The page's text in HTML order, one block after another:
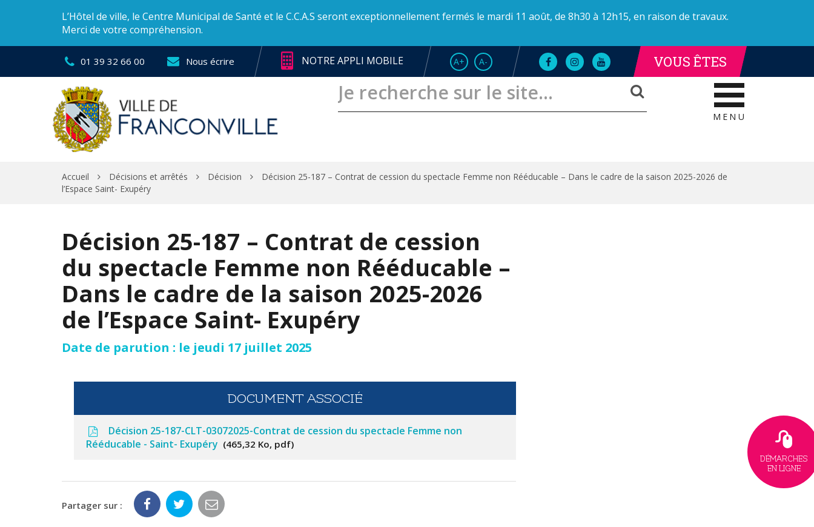
L’Hôtel de ville, le Centre Municipal de Santé et le C.C.A.S seront exceptionnellement fermés le mardi 11 août, de 8h30 à 12h15, en raison de travaux.
Merci de votre compréhension.
01 39 32 66 00 Nous écrire NOTRE APPLI MOBILE A+AUGMENTER LA TAILLE DE LA POLICE
A-RÉDUIRE LA TAILLE DE LA POLICE
Lien
vers
Facebook
Lien
vers
Instagram
Lien
vers
chaîne
Youtube
VOUS ÊTES
RECHERCHER
MENU
Accueil Décisions et arrêtés Décision
Décision 25-187 – Contrat de cession du spectacle Femme non Rééducable – Dans le cadre de la saison 2025-2026 de
l’Espace Saint- Exupéry
Décision 25-187 – Contrat de cession
du spectacle Femme non Rééducable –
Dans le cadre de la saison 2025-2026
de l’Espace Saint- Exupéry
Date de parution : le jeudi 17 juillet 2025
DOCUMENT ASSOCIÉ
Décision 25-187-CLT-03072025-Contrat de cession du spectacle Femme non
Rééducable - Saint- Exupéry
465,32 Ko, pdf
Partager sur :
DÉMARCHES
EN LIGNE